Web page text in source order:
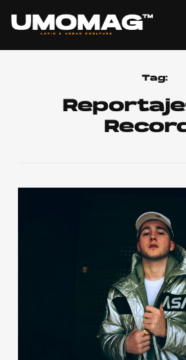
Home
Cover Story
Publicidad
Contacto
Tag: